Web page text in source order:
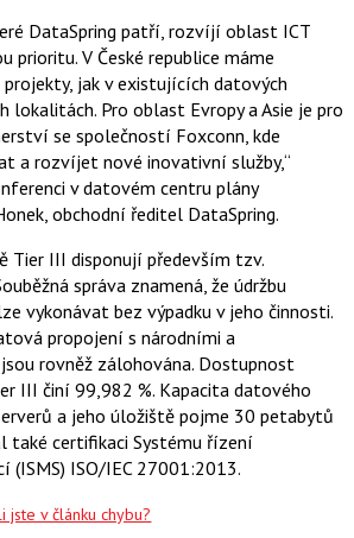
DataSpring patří, rozvíjí oblast ICT
prioritu. V České republice máme
jak v existujících datových
lokalitách. Pro oblast Evropy a Asie je pro
se společností Foxconn, kde
a rozvíjet nové inovativní služby,“
v datovém centru plány
obchodní ředitel DataSpring.
Tier III disponují především tzv.
správa znamená, že údržbu
vykonávat bez výpadku v jeho činnosti.
propojení s národními a
rovněž zálohována. Dostupnost
III činí 99,982 %. Kapacita datového
a jeho úložiště pojme 30 petabytů
také certifikaci Systému řízení
(ISMS) ISO/IEC 27001:2013.
jste v článku chybu?